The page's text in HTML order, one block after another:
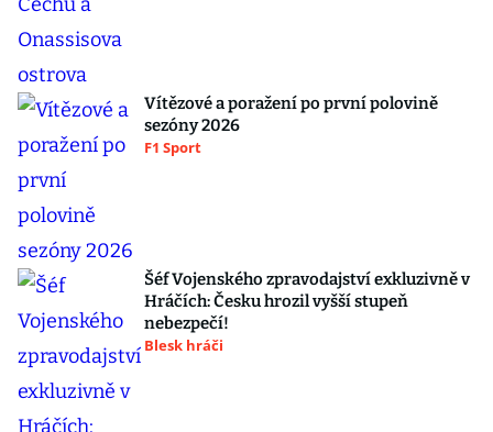
Vítězové a poražení po první polovině
sezóny 2026
F1 Sport
Šéf Vojenského zpravodajství exkluzivně v
Hráčích: Česku hrozil vyšší stupeň
nebezpečí!
Blesk hráči